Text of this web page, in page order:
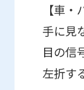
【車
手に見
目の信
左折す